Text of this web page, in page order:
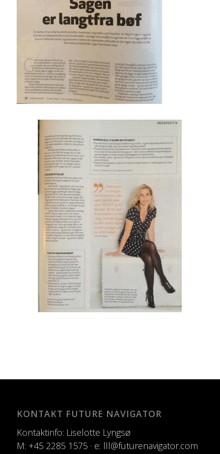
KONTAKT FUTURE NAVIGATOR
Kontaktinfo: Liselotte Lyngsø
M: +45 2285 1575 · e: lll@futurenavigator.com